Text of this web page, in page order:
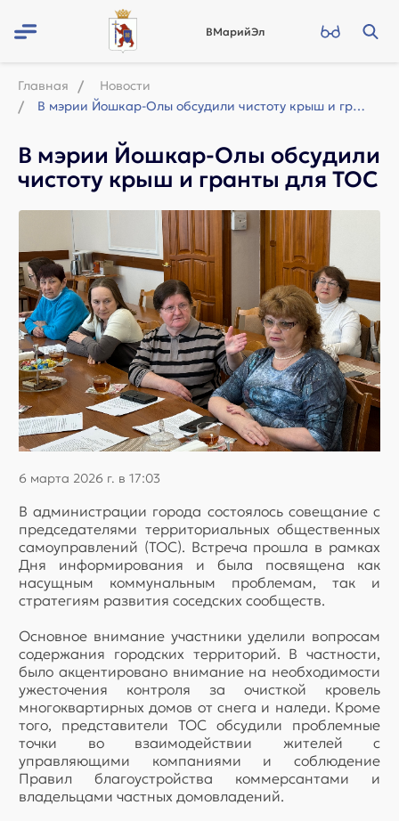
ВМарийЭл
Главная
Новости
В мэрии Йошкар-Олы обсудили чистоту крыш и гранты для ТОС
В мэрии Йошкар-Олы обсудили
чистоту крыш и гранты для ТОС
6 марта 2026 г. в 17:03
В администрации города состоялось совещание с
председателями территориальных общественных
самоуправлений (ТОС). Встреча прошла в рамках
Дня информирования и была посвящена как
насущным коммунальным проблемам, так и
стратегиям развития соседских сообществ.
Основное внимание участники уделили вопросам
содержания городских территорий. В частности,
было акцентировано внимание на необходимости
ужесточения контроля за очисткой кровель
многоквартирных домов от снега и наледи. Кроме
того, представители ТОС обсудили проблемные
точки во взаимодействии жителей с
управляющими компаниями и соблюдение
Правил благоустройства коммерсантами и
владельцами частных домовладений.